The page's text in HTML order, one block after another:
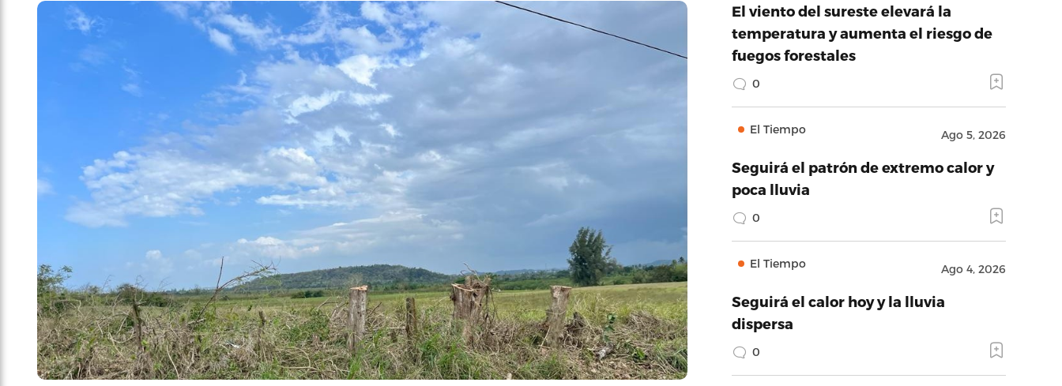
El viento del sureste elevará la
temperatura y aumenta el riesgo de
fuegos forestales
0
El Tiempo Ago 5, 2026
Seguirá el patrón de extremo calor y
poca lluvia
0
El Tiempo Ago 4, 2026
Seguirá el calor hoy y la lluvia
dispersa
0